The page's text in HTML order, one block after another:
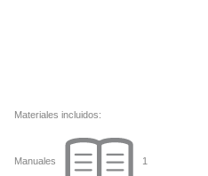
Materiales incluidos:
Manuales 1